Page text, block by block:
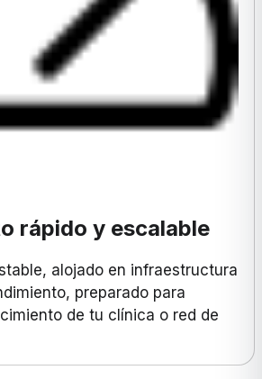
rápido y escalable
alojado en infraestructura
preparado para
de tu clínica o red de